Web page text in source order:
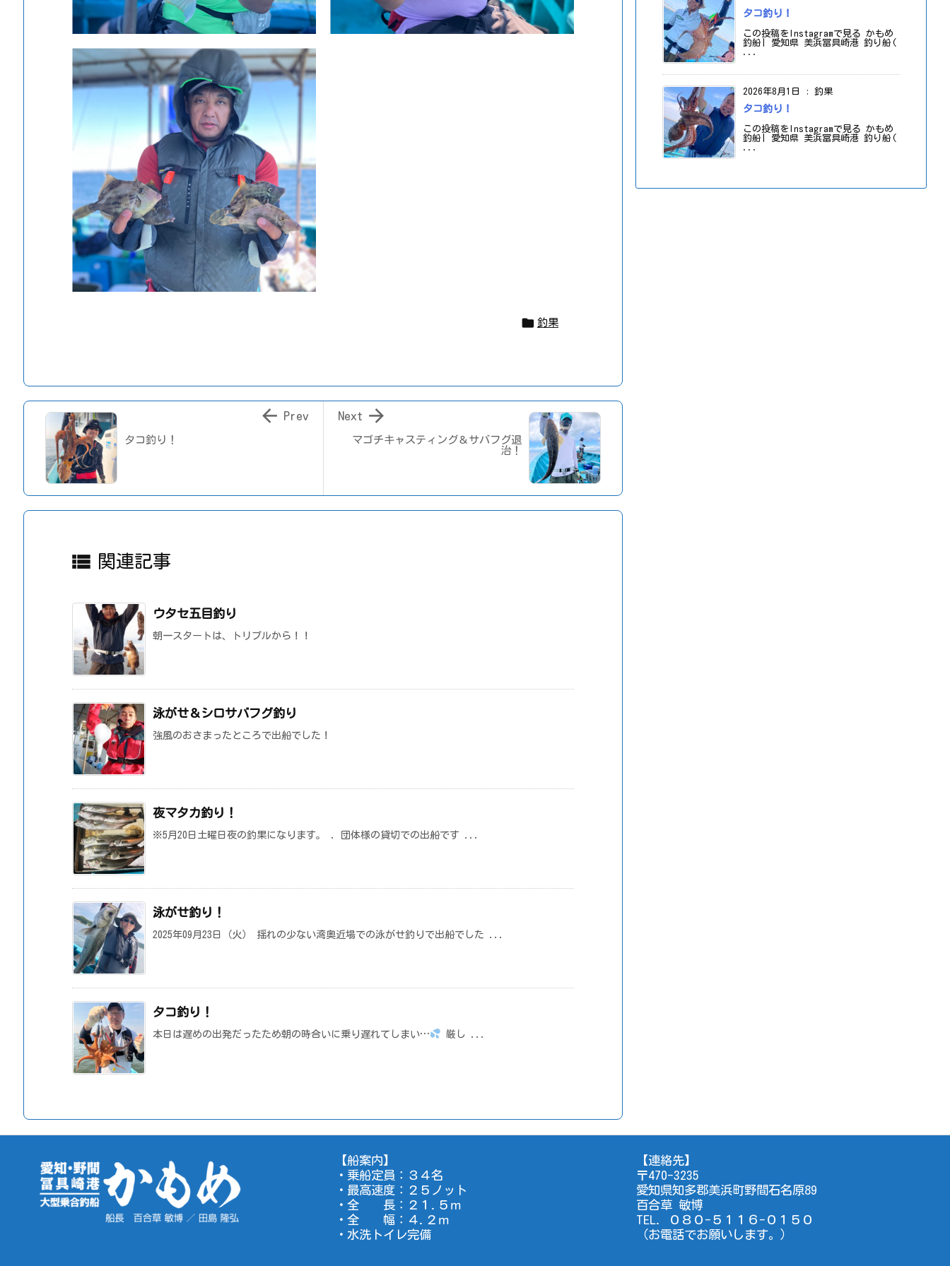
 釣果
マゴチキャスティング＆サバフグ退
治！

Next
タコ釣り！
 Prev
 関連記事
ウタセ五目釣り
朝一スタートは、トリプルから！！
泳がせ＆シロサバフグ釣り
強風のおさまったところで出船でした！
夜マタカ釣り！
※5月20日土曜日夜の釣果になります。 . 団体様の貸切での出船です ...
泳がせ釣り！
2025年09月23日（火） 揺れの少ない湾奥近場での泳がせ釣りで出船でした ...
タコ釣り！
本日は遅めの出発だったため朝の時合いに乗り遅れてしまい… 厳し ...
タコ釣り！
この投稿をInstagramで見る かもめ
釣船| 愛知県 美浜冨具崎港 釣り船(
...
2026年8月1日 : 釣果
タコ釣り！
この投稿をInstagramで見る かもめ
釣船| 愛知県 美浜冨具崎港 釣り船(
...
【船案内】
・乗船定員：３４名
・最高速度：２５ノット
・全 長：２１.５ｍ
・全 幅：４.２ｍ
・水洗トイレ完備
【連絡先】
〒470-3235
愛知県知多郡美浜町野間石名原89
百合草 敏博
TEL. ０８０-５１１６-０１５０
（お電話でお願いします。）